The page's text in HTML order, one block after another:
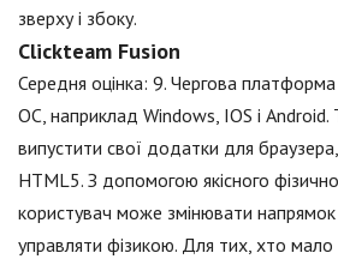
зверху і збоку.
Clickteam Fusion
Середня оцінка: 9. Чергова платформа
ОС, наприклад Windows, IOS і
випустити свої додатки для
HTML5. З допомогою якісного
користувач може змінювати напрямок
управляти фізикою. Для тих, хто